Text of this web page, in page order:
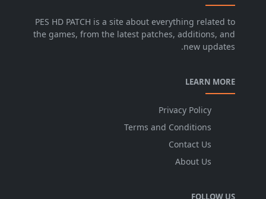
PES HD PATCH is a site about everything related to
the games, from the latest patches, additions, and
new updates.
LEARN MORE
Privacy Policy
Terms and Conditions
Contact Us
About Us